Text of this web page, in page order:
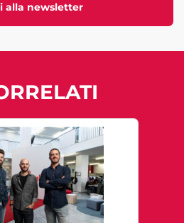
alla newsletter